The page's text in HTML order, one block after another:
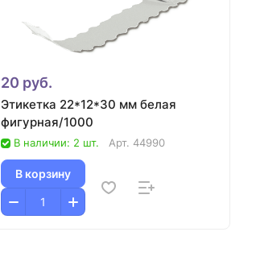
20 руб.
Этикетка 22*12*30 мм белая
фигурная/1000
В наличии: 2 шт. Арт. 44990
В корзину